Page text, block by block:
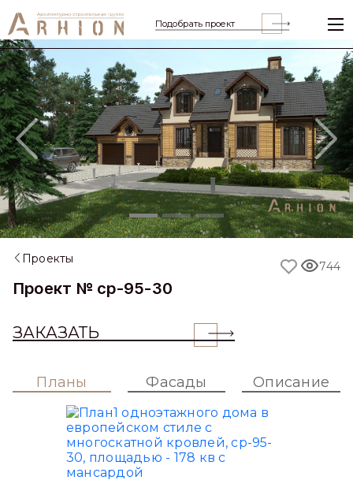
Подобрать проект
Previous
Проекты
Проект № cp-95-30
ЗАКАЗАТЬ
744
Планы Фасады Описание